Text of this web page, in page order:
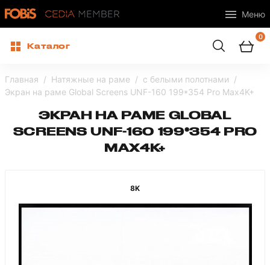
Меню
Каталог
0
Главная Натяжные на раме
с белыми полотнами
Экран на раме Global Screens UNF-160 199*354 Pro Max4K+
ЭКРАН НА РАМЕ GLOBAL
SCREENS UNF-160 199*354 PRO
MAX4K+
8K